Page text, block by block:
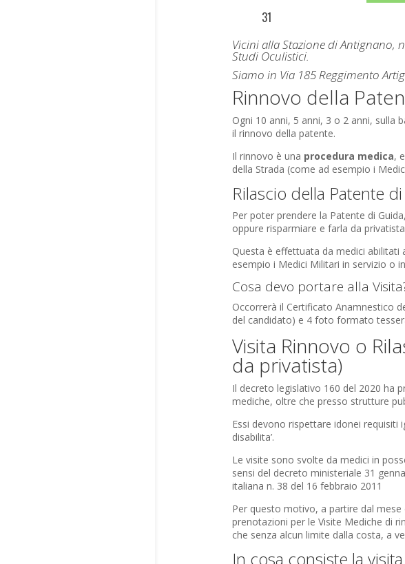
31
Vicini alla Stazione di Antignano,
Studi Oculistici.
Siamo in Via 185 Reggimento
Rinnovo della
Ogni 10 anni, 5 anni, 3 o 2 anni, sulla
il rinnovo della patente.
Il rinnovo è una procedura medica,
della Strada (come ad esempio i
Rilascio della Patente
Per poter prendere la Patente di
oppure risparmiare e farla da
Questa è effettuata da medici abilitati
esempio i Medici Militari in servizio o
Cosa devo portare alla
Occorrerà il Certificato Anamnestico
del candidato) e 4 foto formato
Visita Rinnovo o
da privatista)
Il decreto legislativo 160 del 2020 ha
mediche, oltre che presso strutture
Essi devono rispettare idonei requisiti
disabilita’.
Le visite sono svolte da medici in
sensi del decreto ministeriale 31
italiana n. 38 del 16 febbraio 2011
Per questo motivo, a partire dal
prenotazioni per le Visite Mediche di
che senza alcun limite dalla costa, a
In cosa consiste la